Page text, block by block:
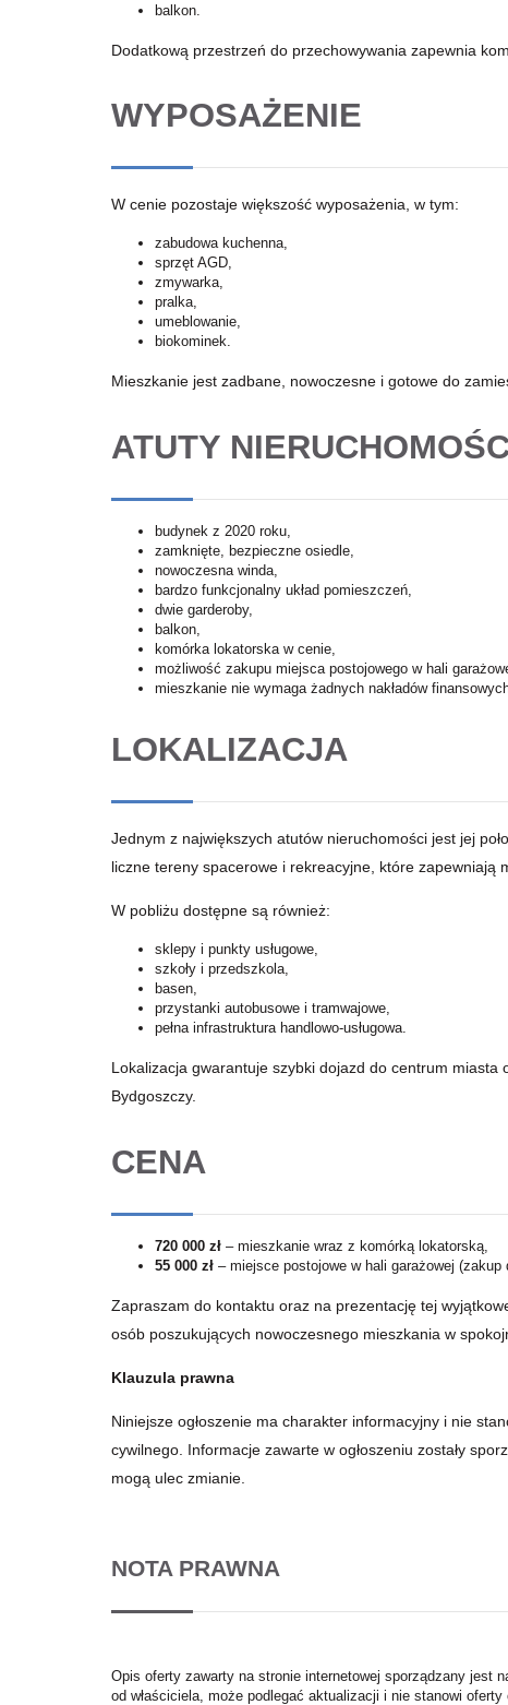
balkon.
Dodatkową przestrzeń do przechowywania zapewnia
WYPOSAŻENIE
W cenie pozostaje większość wyposażenia, w tym:
zabudowa kuchenna,
sprzęt AGD,
zmywarka,
pralka,
umeblowanie,
biokominek.
Mieszkanie jest zadbane, nowoczesne i gotowe do
ATUTY
budynek z 2020 roku,
zamknięte, bezpieczne osiedle,
nowoczesna winda,
bardzo funkcjonalny układ pomieszczeń,
dwie garderoby,
balkon,
komórka lokatorska w cenie,
możliwość zakupu miejsca postojowego w hali
mieszkanie nie wymaga żadnych nakładów
LOKALIZACJA
Jednym z największych atutów nieruchomości jest jej
liczne tereny spacerowe i rekreacyjne, które zapewniają
W pobliżu dostępne są również:
sklepy i punkty usługowe,
szkoły i przedszkola,
basen,
przystanki autobusowe i tramwajowe,
pełna infrastruktura handlowo-usługowa.
Lokalizacja gwarantuje szybki dojazd do centrum miasta
Bydgoszczy.
CENA
720 000 zł – mieszkanie wraz z komórką lokatorską,
55 000 zł – miejsce postojowe w hali garażowej (zakup
Zapraszam do kontaktu oraz na prezentację tej
osób poszukujących nowoczesnego mieszkania w
Klauzula prawna
Niniejsze ogłoszenie ma charakter informacyjny i nie
cywilnego. Informacje zawarte w ogłoszeniu zostały
mogą ulec zmianie.
NOTA PRAWNA
Opis oferty zawarty na stronie internetowej sporządzany jest
od właściciela, może podlegać aktualizacji i nie stanowi